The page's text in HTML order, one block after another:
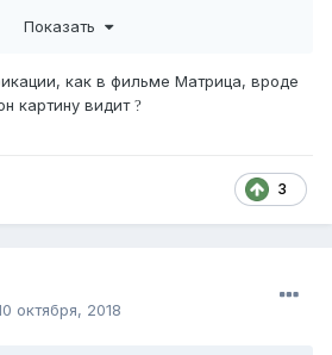
Показать
как в фильме Матрица, вроде
картину видит ?
3
октября, 2018